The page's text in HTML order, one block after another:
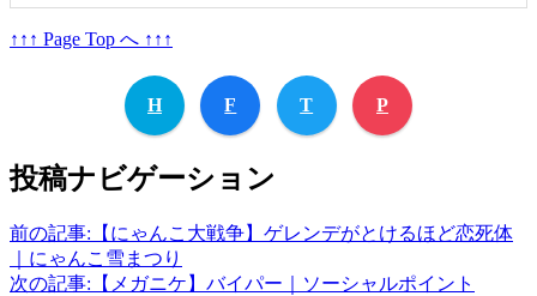
↑↑↑ Page Top へ ↑↑↑
H F T P
投稿ナビゲーション
前の記事: 【にゃんこ大戦争】ゲレンデがとけるほど恋死体
｜にゃんこ雪まつり
次の記事: 【メガニケ】バイパー｜ソーシャルポイント